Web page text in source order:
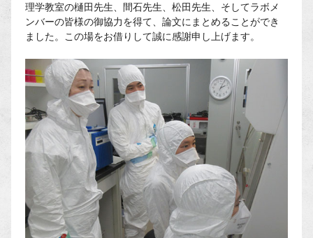
理学教室の樋田先生、間石先生、松田先生、そしてラボメ
ンバーの皆様の御協力を得て、論文にまとめることができ
ました。この場をお借りして誠に感謝申し上げます。